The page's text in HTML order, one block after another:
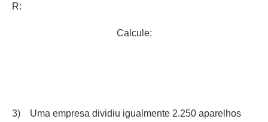
R:
Calcule:
3) Uma empresa dividiu igualmente 2.250 aparelhos